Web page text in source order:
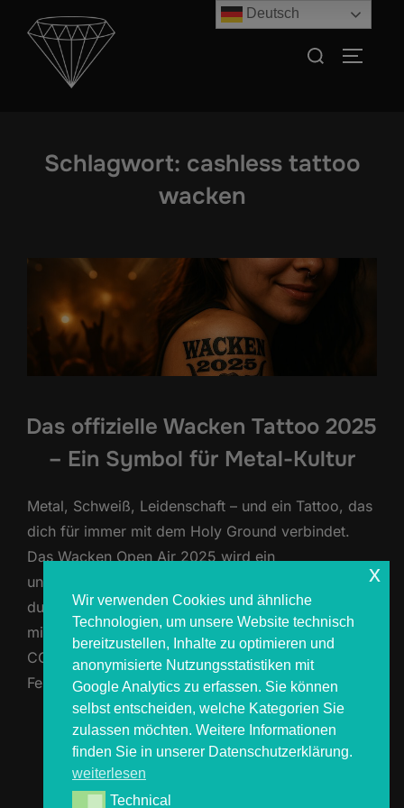
Inhalt
springen
Suchen
Schlagwort: cashless tattoo
wacken
Das offizielle Wacken Tattoo 2025
– Ein Symbol für Metal-Kultur
Metal, Schweiß, Leidenschaft – und ein Tattoo, das
dich für immer mit dem Holy Ground verbindet.
Das Wacken Open Air 2025 wird ein
unvergessliches Erlebnis, und dieses Jahr kannst
du es direkt unter deiner Haut verewigen lassen:
mit einem offiziell lizenzierten Wacken Tattoo von
COSMOS, dem offiziellen Tattoo-Partner des
Festivals. Was macht ein offizielles Wacken …
MEHRÜBER „DAS OFFIZIELLE
LESEN
Deutsch
Wir verwenden Cookies und ähnliche
Technologien, um unsere Website technisch
bereitzustellen, Inhalte zu optimieren und
anonymisierte Nutzungsstatistiken mit
Google Analytics zu erfassen. Sie können
selbst entscheiden, welche Kategorien Sie
zulassen möchten. Weitere Informationen
finden Sie in unserer Datenschutzerklärung.
weiterlesen
TechnicalTechnical
x